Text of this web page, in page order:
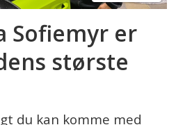
Sofiemyr er
største
du kan komme med